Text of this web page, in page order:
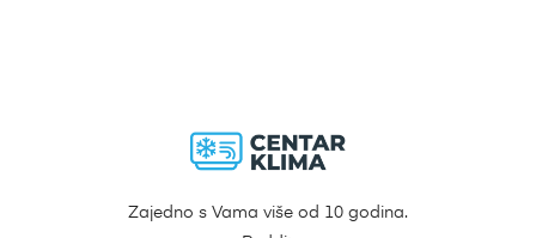
Zajedno s Vama više od 10 godina.